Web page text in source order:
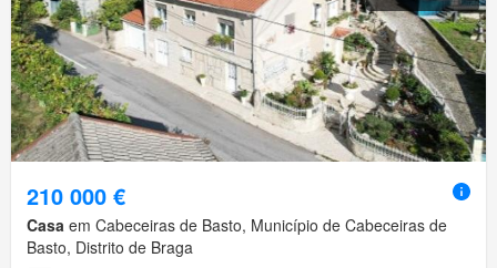
210 000 €
Casa em Cabeceiras de Basto, Município de Cabeceiras de
Basto, Distrito de Braga